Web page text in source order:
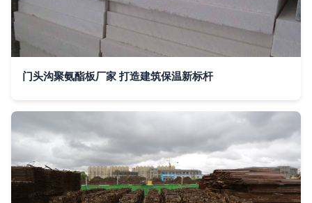
门头沟聚氨酯板厂家 打造建筑保温新标杆